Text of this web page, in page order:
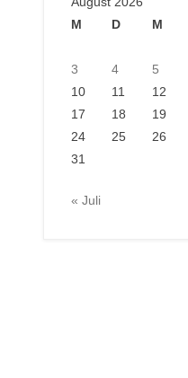
M
D M
3
4 5
10
11 12
17
18 19
24
25 26
31
« Juli